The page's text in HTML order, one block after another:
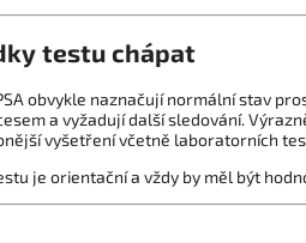
testu chápat
obvykle naznačují normální stav
a vyžadují další sledování.
vyšetření včetně laboratorních
je orientační a vždy by měl být